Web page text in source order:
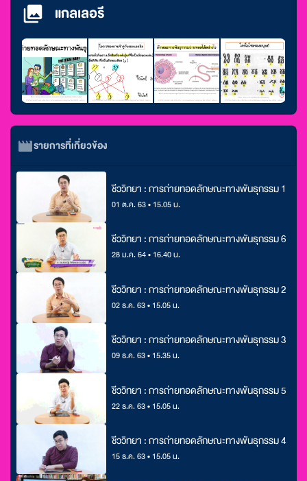
แกลเลอรี
รายการที่เกี่ยวข้อง
ชีววิทยา : การถ่ายทอดลักษณะทางพันธุกรรม 1
01 ต.ค. 63 • 15.05 น.
ชีววิทยา : การถ่ายทอดลักษณะทางพันธุกรรม 6
28 ม.ค. 64 • 16.40 น.
ชีววิทยา : การถ่ายทอดลักษณะทางพันธุกรรม 2
02 ธ.ค. 63 • 15.05 น.
ชีววิทยา : การถ่ายทอดลักษณะทางพันธุกรรม 3
09 ธ.ค. 63 • 15.35 น.
ชีววิทยา : การถ่ายทอดลักษณะทางพันธุกรรม 5
22 ธ.ค. 63 • 15.05 น.
ชีววิทยา : การถ่ายทอดลักษณะทางพันธุกรรม 4
15 ธ.ค. 63 • 15.05 น.